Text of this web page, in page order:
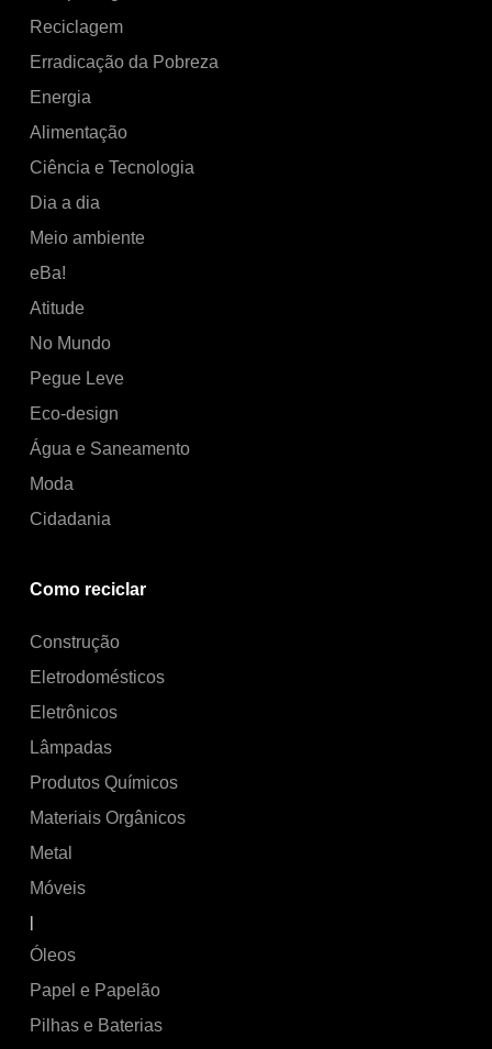
Reciclagem
Erradicação da Pobreza
Energia
Alimentação
Ciência e Tecnologia
Dia a dia
Meio ambiente
eBa!
Atitude
No Mundo
Pegue Leve
Eco-design
Água e Saneamento
Moda
Cidadania
Como reciclar
Construção
Eletrodomésticos
Eletrônicos
Lâmpadas
Produtos Químicos
Materiais Orgânicos
Metal
Móveis
|
Óleos
Papel e Papelão
Pilhas e Baterias